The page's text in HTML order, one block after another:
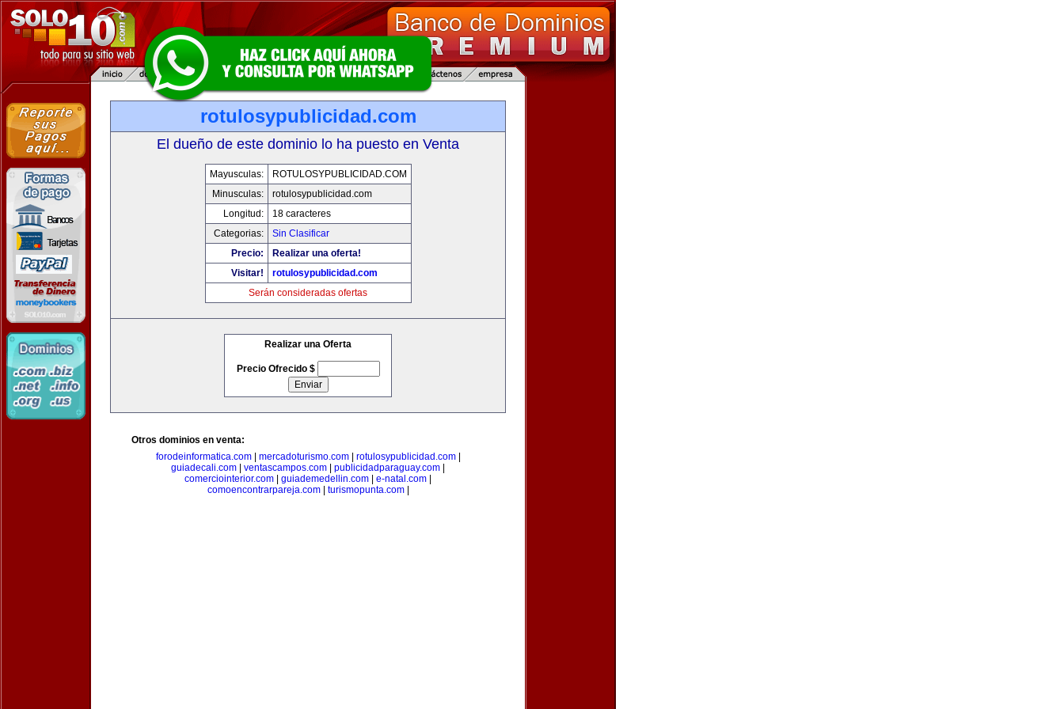
rotulosypublicidad.com
El dueño de este dominio lo ha puesto en Venta
Mayusculas:
ROTULOSYPUBLICIDAD.COM
Minusculas:
rotulosypublicidad.com
Longitud:
18 caracteres
Categorias:
Sin Clasificar
Precio:
Realizar una oferta!
Visitar!
rotulosypublicidad.com
Serán consideradas ofertas
Realizar una Oferta
Precio Ofrecido $
Otros dominios en venta:
forodeinformatica.com| mercadoturismo.com| rotulosypublicidad.com|
guiadecali.com
ventascampos.com publicidadparaguay.com
comerciointerior.com
guiademedellin.com e-natal.com
comoencontrarpareja.com| turismopunta.com|